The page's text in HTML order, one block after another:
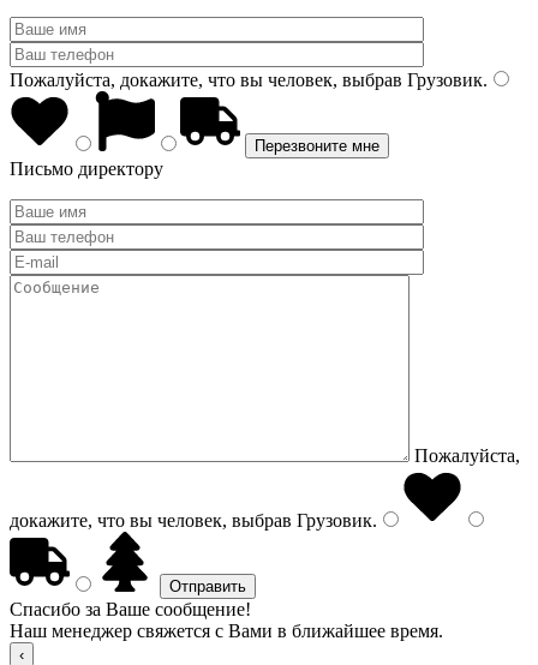
Пожалуйста, докажите, что вы человек, выбрав Грузовик.
Письмо директору
Пожалуйста,
докажите, что вы человек, выбрав Грузовик.
Спасибо за Ваше сообщение!
Наш менеджер свяжется с Вами в ближайшее время.